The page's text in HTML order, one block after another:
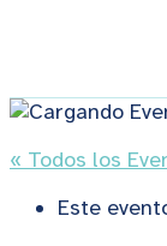
« Todos los
Este